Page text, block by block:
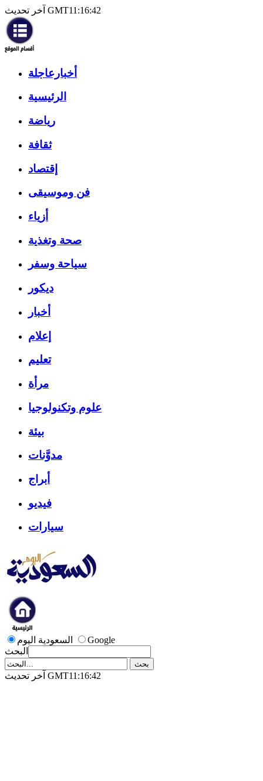
آخر تحديث GMT11:16:42
أخبارعاجلة
الرئيسية
رياضة
ثقافة
إقتصاد
فن وموسيقى
أزياء
صحة وتغذية
سياحة وسفر
ديكور
أخبار
إعلام
تعليم
مرأة
علوم وتكنولوجيا
بيئة
مدوَّنات
أبراج
فيديو
سيارات
السعودية اليوم
Google
البحث
آخر تحديث GMT11:16:42